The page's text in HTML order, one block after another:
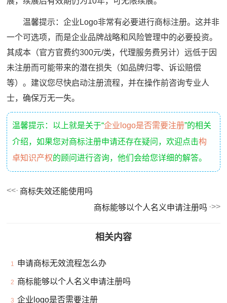
温馨提示：企业Logo非常有必要进行商标注册。这并非
一个可选项，而是企业品牌战略和风险管理中的必要投资。
其成本（官方官费约300元/类，代理服务费另计）远低于因
未注册而可能带来的潜在损失（如品牌归零、诉讼赔偿
等）。建议您尽快启动注册流程，并在操作前咨询专业人
士，确保万无一失。
温馨提示：以上就是关于“企业logo是否需要注册”的相关
介绍，如果您对商标注册申请还存在疑问，欢迎点击构
卓知识产权的顾问进行咨询，他们会给您详细的解答。
商标失效还能使用吗
商标能够以个人名义申请注册吗
相关内容
1 申请商标无效流程怎么办
2 商标能够以个人名义申请注册吗
3 企业logo是否需要注册